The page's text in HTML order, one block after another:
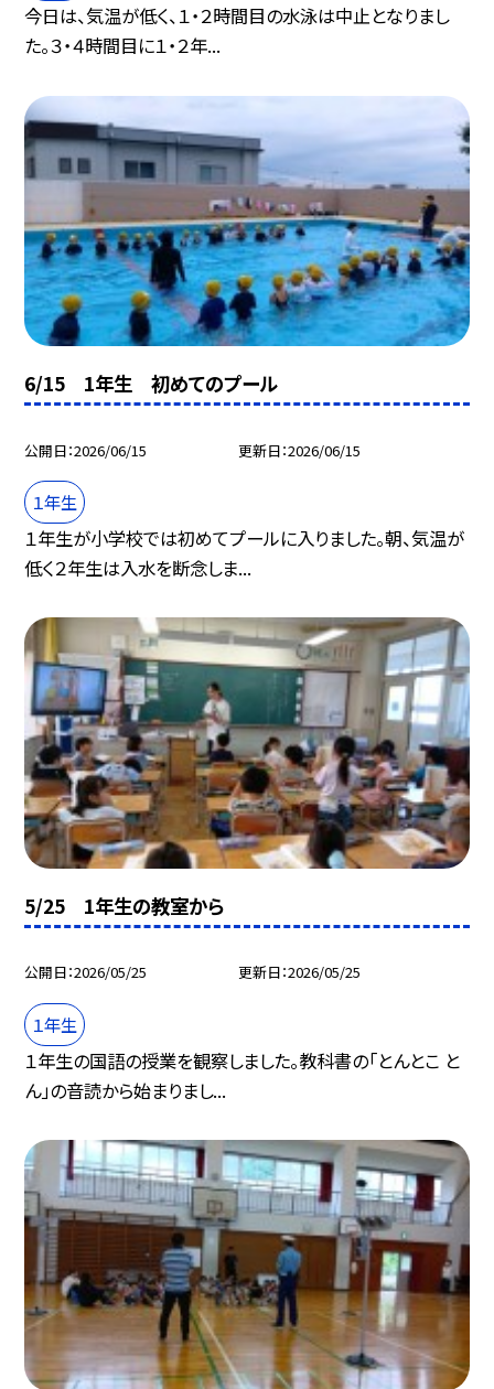
今日は、気温が低く、１・２時間目の水泳は中止となりまし
た。３・４時間目に１・２年...
6/15 1年生 初めてのプール
公開日 2026/06/15 更新日 2026/06/15
１年生
１年生が小学校では初めてプールに入りました。朝、気温が
低く２年生は入水を断念しま...
5/25 1年生の教室から
公開日 2026/05/25 更新日 2026/05/25
１年生
１年生の国語の授業を観察しました。教科書の「とんとこ と
ん」の音読から始まりまし...